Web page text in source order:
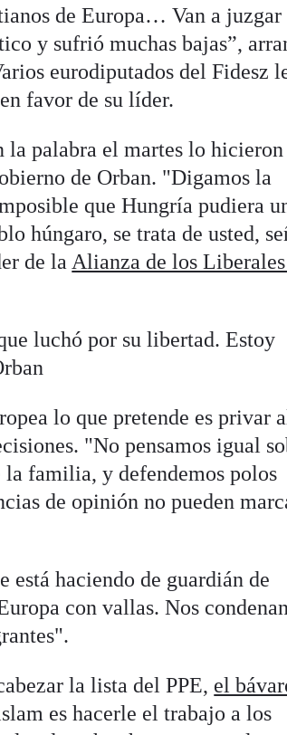
de Europa… Van a juzgar
y sufrió muchas bajas”,
eurodiputados del Fidesz
favor de su líder.
la palabra el martes lo
de Orban. "Digamos la
que Hungría pudiera
húngaro, se trata de usted,
de la Alianza de los
luchó por su libertad. Estoy
lo que pretende es privar
"No pensamos igual
familia, y defendemos polos
de opinión no pueden
está haciendo de guardián de
con vallas. Nos
la lista del PPE, el
es hacerle el trabajo a los